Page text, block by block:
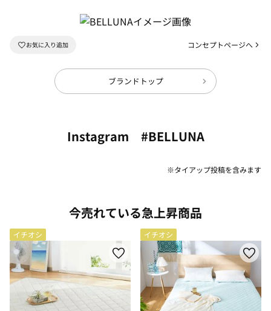
コンセプトページへ
ブランドトップ
Instagram #BELLUNA
※タイアップ投稿を含みます
今売れている急上昇商品
イチオシ イチオシ